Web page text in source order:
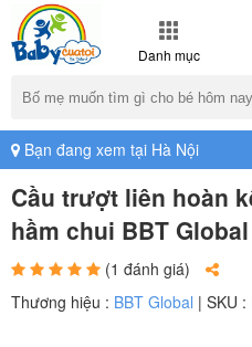
Danh mục
Bạn đang xem tại Hà Nội
Cầu trượt liên hoàn
hầm chui BBT
(1 đánh giá)
Thương hiệu : BBT Global | SKU :